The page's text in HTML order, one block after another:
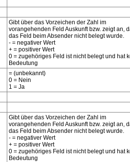
Gibt über das Vorzeichen der Zahl im
vorangehenden Feld Auskunft bzw. zeigt an,
das Feld beim Absender nicht belegt wurde.
- = negativer Wert
+ = positiver Wert
0 = zugehöriges Feld ist nicht belegt und hat
Bedeutung
= (unbekannt)
0 = Nein
1 = Ja
Gibt über das Vorzeichen der Zahl im
vorangehenden Feld Auskunft bzw. zeigt an,
das Feld beim Absender nicht belegt wurde.
- = negativer Wert
+ = positiver Wert
0 = zugehöriges Feld ist nicht belegt und hat
Bedeutung